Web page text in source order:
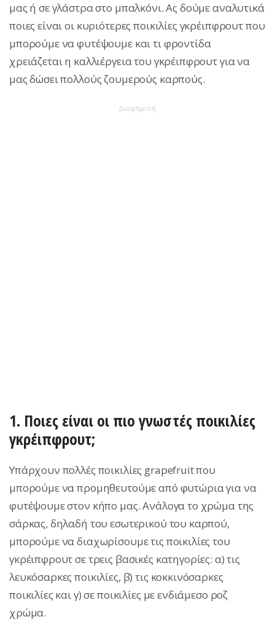
μας ή σε γλάστρα στο μπαλκόνι. Ας δούμε αναλυτικά
ποιες είναι οι κυριότερες ποικιλίες γκρέιπφρουτ που
μπορούμε να φυτέψουμε και τι φροντίδα
χρειάζεται η καλλιέργεια του γκρέιπφρουτ για να
μας δώσει πολλούς ζουμερούς καρπούς.
Διαφήμιση
1. Ποιες είναι οι πιο γνωστές ποικιλίες
γκρέιπφρουτ;
Υπάρχουν πολλές ποικιλίες grapefruit που
μπορούμε να προμηθευτούμε από φυτώρια για να
φυτέψουμε στον κήπο μας. Ανάλογα το χρώμα της
σάρκας, δηλαδή του εσωτερικού του καρπού,
μπορούμε να διαχωρίσουμε τις ποικιλίες του
γκρέιπφρουτ σε τρεις βασικές κατηγορίες: α) τις
λευκόσαρκες ποικιλίες, β) τις κοκκινόσαρκες
ποικιλίες και γ) σε ποικιλίες με ενδιάμεσο ροζ
χρώμα.